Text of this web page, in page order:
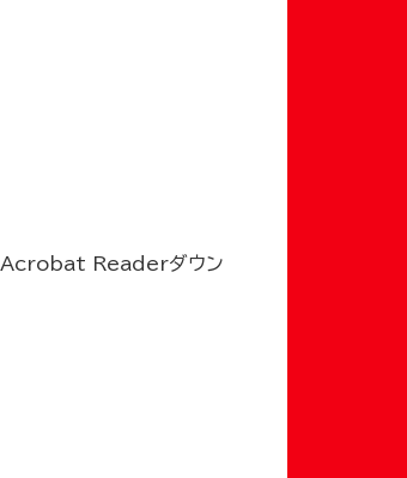
Acrobat Readerダウン